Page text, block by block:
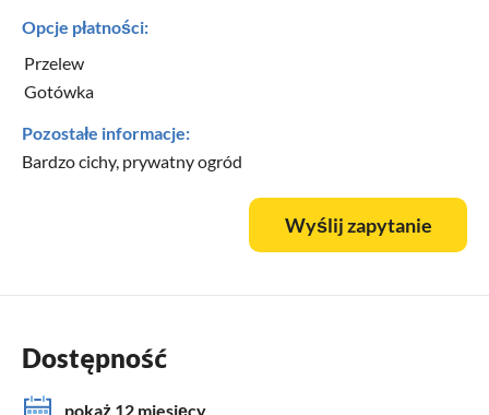
Opcje płatności:
Przelew
Gotówka
Pozostałe informacje:
Bardzo cichy, prywatny ogród
Wyślij zapytanie
Dostępność
pokaż 12 miesięcy